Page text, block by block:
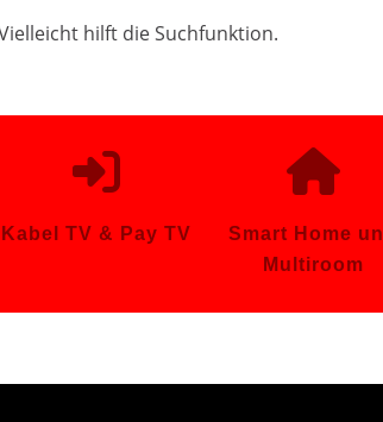
hilft die Suchfunktion.
Kabel TV & Pay TV
Smart Home
Multiroom